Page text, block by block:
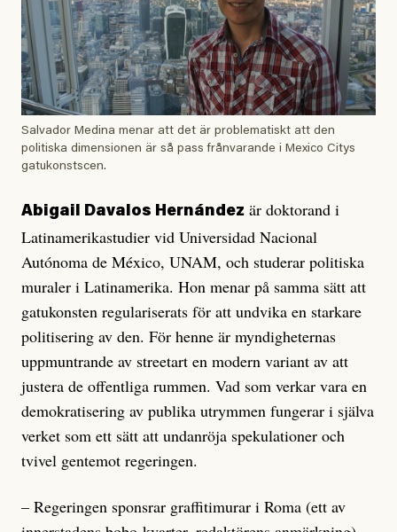
Salvador Medina menar att det är problematiskt att den
politiska dimensionen är så pass frånvarande i Mexico Citys
gatukonstscen.
Abigail Davalos Hernández är doktorand i
Latinamerikastudier vid Universidad Nacional
Autónoma de México, UNAM, och studerar politiska
muraler i Latinamerika. Hon menar på samma sätt att
gatukonsten regulariserats för att undvika en starkare
politisering av den. För henne är myndigheternas
uppmuntrande av streetart en modern variant av att
justera de offentliga rummen. Vad som verkar vara en
demokratisering av publika utrymmen fungerar i själva
verket som ett sätt att undanröja spekulationer och
tvivel gentemot rege­ringen.
– Regeringen sponsrar graffitimurar i Roma (ett av